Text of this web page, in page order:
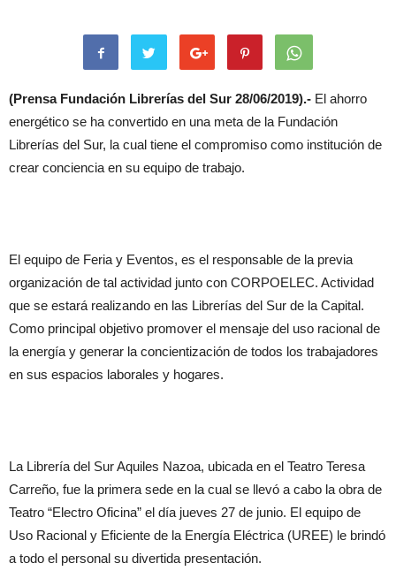
(Prensa Fundación Librerías del Sur 28/06/2019).- El ahorro
energético se ha convertido en una meta de la Fundación
Librerías del Sur, la cual tiene el compromiso como institución de
crear conciencia en su equipo de trabajo.
El equipo de Feria y Eventos, es el responsable de la previa
organización de tal actividad junto con CORPOELEC. Actividad
que se estará realizando en las Librerías del Sur de la Capital.
Como principal objetivo promover el mensaje del uso racional de
la energía y generar la concientización de todos los trabajadores
en sus espacios laborales y hogares.
La Librería del Sur Aquiles Nazoa, ubicada en el Teatro Teresa
Carreño, fue la primera sede en la cual se llevó a cabo la obra de
Teatro “Electro Oficina” el día jueves 27 de junio. El equipo de
Uso Racional y Eficiente de la Energía Eléctrica (UREE) le brindó
a todo el personal su divertida presentación.